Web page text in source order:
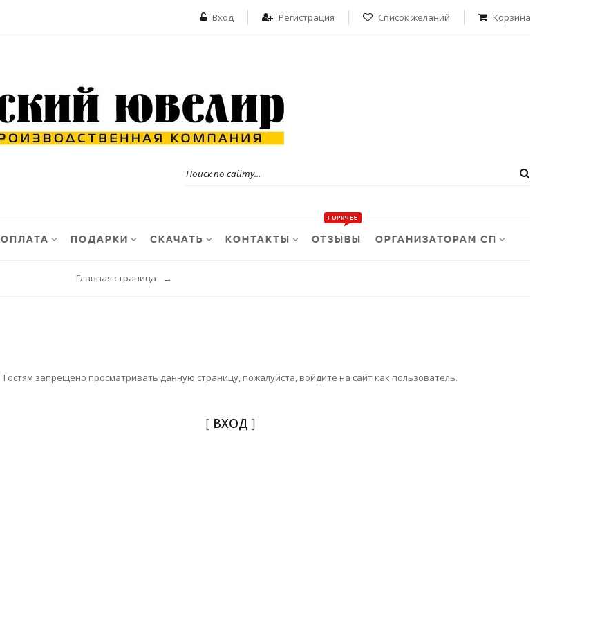
Вход Регистрация Список желаний Корзина
ОПЛАТА ПОДАРКИ СКАЧАТЬ КОНТАКТЫ ОТЗЫВЫ ОРГАНИЗАТОРАМ СП
Главная страница →
Гостям запрещено просматривать данную страницу, пожалуйста, войдите на сайт как пользователь.
[ ВХОД ]